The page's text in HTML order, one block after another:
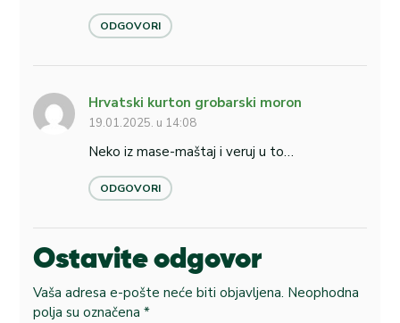
ODGOVORI
Hrvatski kurton grobarski moron
19.01.2025. u 14:08
Neko iz mase-maštaj i veruj u to…
ODGOVORI
Ostavite odgovor
Vaša adresa e-pošte neće biti objavljena. Neophodna
polja su označena *